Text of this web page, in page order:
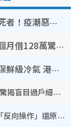
奪命寄生蟲｜食生菜狂瀉首現死者！疫潮惡化錄1.8萬宗病例 揭洗菜3大謬誤
銀行高層戀上水療女技師！兩個月借128萬驚覺「沉船」沉落火海 揭背後疑似邪教操控賣淫
內地客歎港人唔識老！揭港鐵保鮮級冷氣 港人求放過：咪投訴
牙線棒亂用隨時越清越污糟！牙醫驚揭盲目過戶細菌恐致蛀牙：呢種先係日常真保養
WhatsApp預設貼圖點刪？揭1招「反向操作」還原簡潔介面 附3步實測教學